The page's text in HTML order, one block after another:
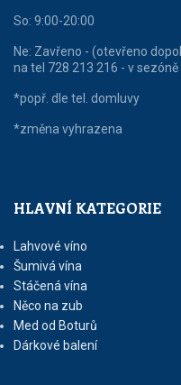
So: 9:00-20:00
Ne: Zavřeno - (otevřeno
na tel 728 213 216 - v
*popř. dle tel. domluvy
*změna vyhrazena
HLAVNÍ KATEGORIE
Lahvové víno
Šumivá vína
Stáčená vína
Něco na zub
Med od Boturů
Dárkové balení